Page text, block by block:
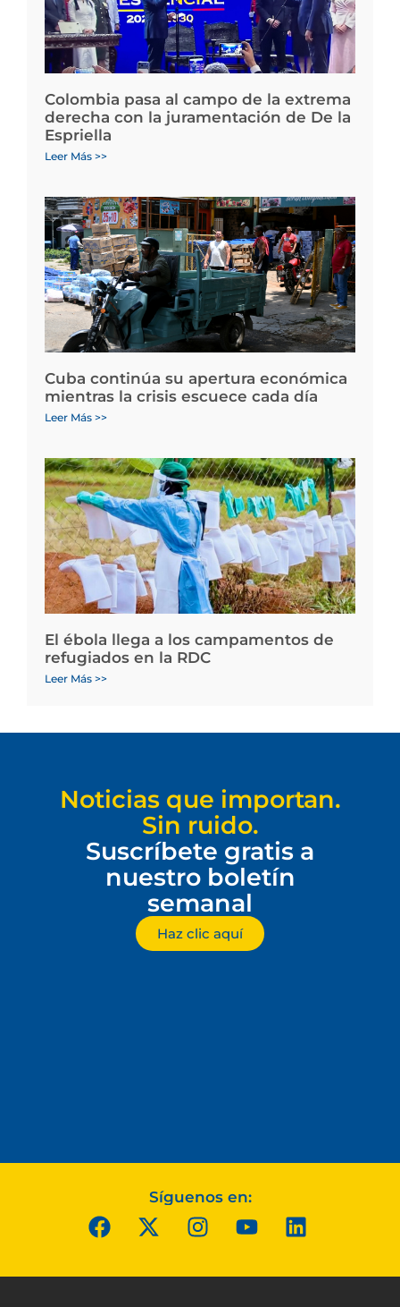
Colombia pasa al campo de la extrema
derecha con la juramentación de De la
Espriella
Leer Más >>
Cuba continúa su apertura económica
mientras la crisis escuece cada día
Leer Más >>
El ébola llega a los campamentos de
refugiados en la RDC
Leer Más >>
Noticias que importan.
Sin ruido.
Suscríbete gratis a
nuestro boletín
semanal
Haz clic aquí
Síguenos en: